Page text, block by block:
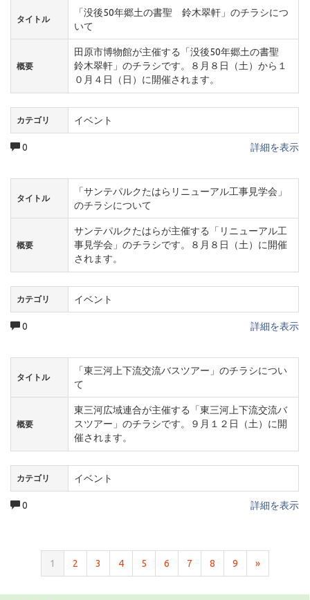
タイトル
「没後50年郷土の書聖 鈴木翠軒」のチラシにつ
いて
概要
田原市博物館が主催する「没後50年郷土の書聖
鈴木翠軒」のチラシです。８月８日（土）から１
０月４日（日）に開催されます。
カテゴリ イベント
0 詳細を表示
タイトル
「サンテパルクたはらリニューアル工事見学会」
のチラシについて
概要
サンテパルクたはらが主催する「リニューアル工
事見学会」のチラシです。８月８日（土）に開催
されます。
カテゴリ イベント
0 詳細を表示
タイトル
「東三河上下流交流バスツアー」のチラシについ
て
概要
東三河広域連合が主催する「東三河上下流交流バ
スツアー」のチラシです。９月１２日（土）に開
催されます。
カテゴリ イベント
0 詳細を表示
1 2 3 4 5 6 7 8 9 »